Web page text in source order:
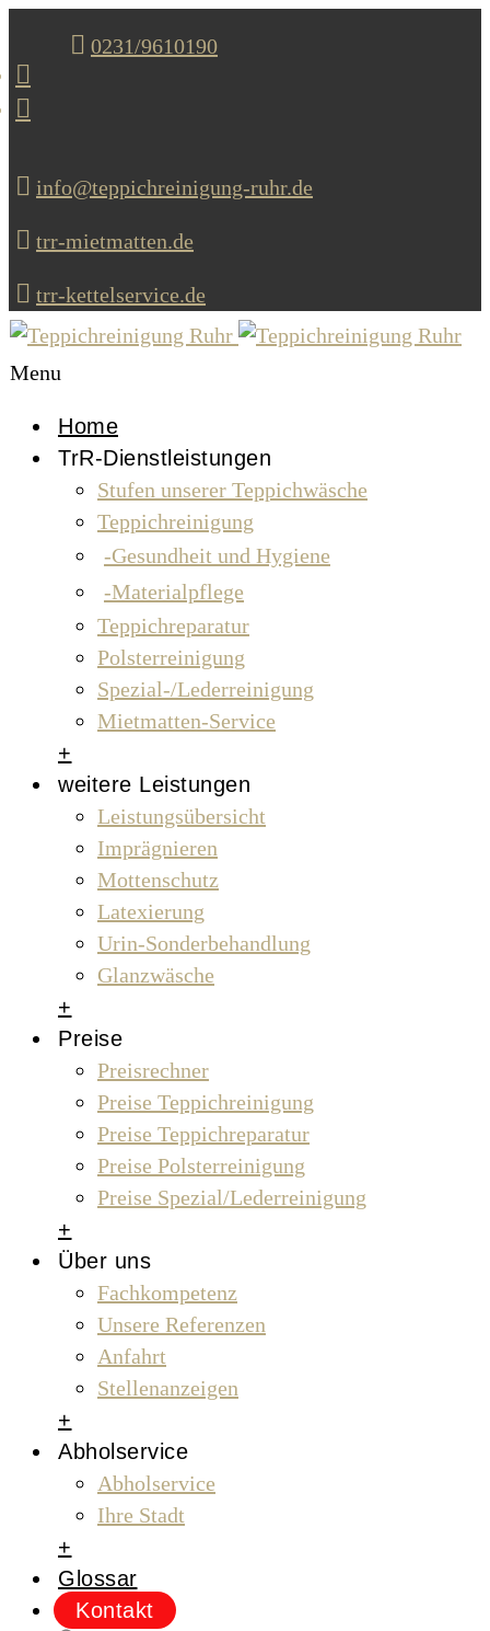
0231/9610190
info@teppichreinigung-ruhr.de
trr-mietmatten.de
trr-kettelservice.de
Menu
Home
TrR-Dienstleistungen
Stufen unserer Teppichwäsche
Teppichreinigung
Gesundheit und Hygiene
Materialpflege
Teppichreparatur
Polsterreinigung
Spezial-/Lederreinigung
Mietmatten-Service
+
weitere Leistungen
Leistungsübersicht
Imprägnieren
Mottenschutz
Latexierung
Urin-Sonderbehandlung
Glanzwäsche
+
Preise
Preisrechner
Preise Teppichreinigung
Preise Teppichreparatur
Preise Polsterreinigung
Preise Spezial/Lederreinigung
+
Über uns
Fachkompetenz
Unsere Referenzen
Anfahrt
Stellenanzeigen
+
Abholservice
Abholservice
Ihre Stadt
+
Glossar
Kontakt